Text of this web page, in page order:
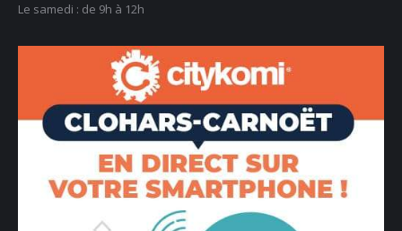
Le samedi : de 9h à 12h